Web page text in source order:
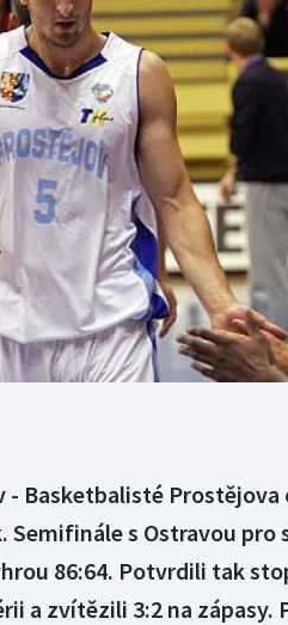
Curling
Dostihy
Florbal
Futsal
Golf
Gymnastika
- Basketbalisté
Semifinále s Ostravou
86:64. Potvrdili tak
a zvítězili 3:2 na